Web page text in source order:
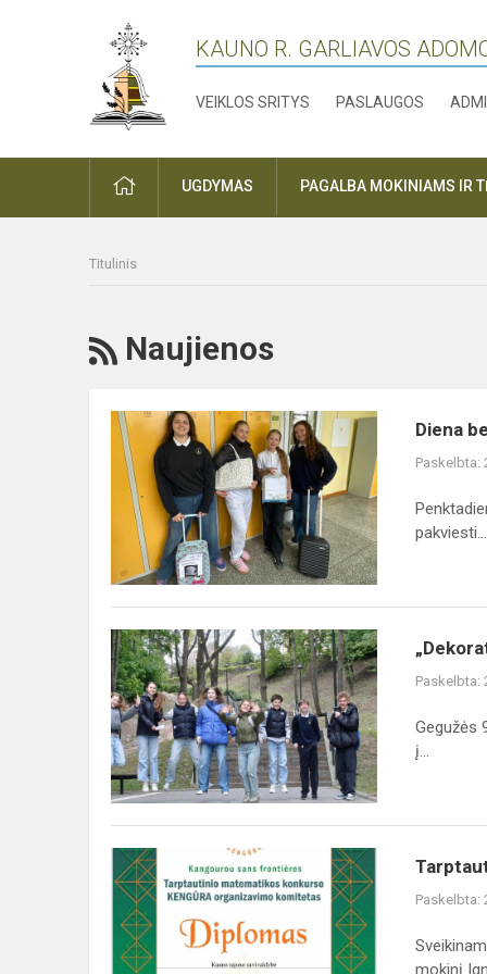
KAUNO R. GARLIAVOS
VEIKLOS SRITYS PASLAUGOS
PRADŽIAUGDYMAS PAGALBA MOKINIAMS IR
Titulinis
RSS
Naujienos
Diena
be
kuprinių
Diena
Paskelbta:
pakviesti...
„Dekoratyvinė
skulptūra
prabyla
vokiškai“
Paskelbta:
Gegužės
į...
Tarptautinis
matematikos
konkursas
„Kengūra“
Paskelbta:
mokinį